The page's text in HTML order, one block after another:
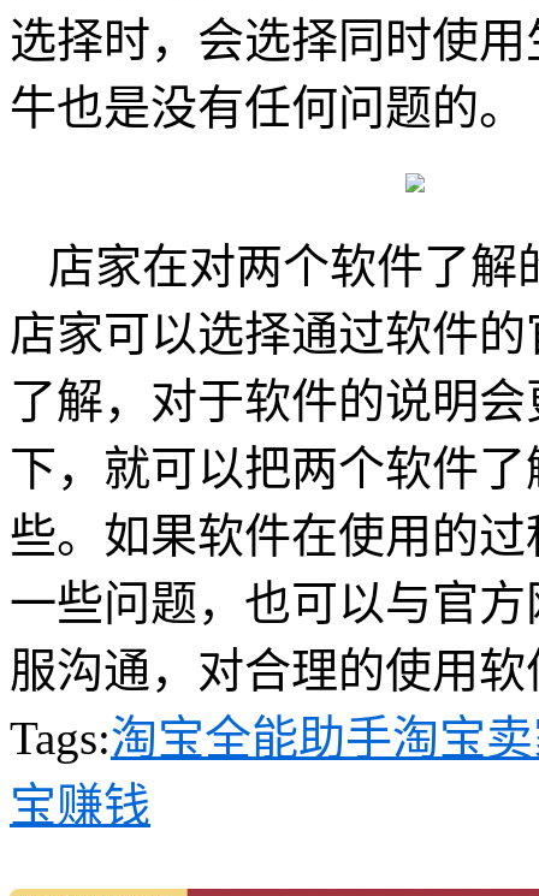
选择时，会选择同时使
牛也是没有任何问题的。
店家在对两个软件了解
店家可以选择通过软件
了解，对于软件的说明
下，就可以把两个软件
些。如果软件在使用的
一些问题，也可以与官
服沟通，对合理的使用
Tags:淘宝全能助手淘宝
宝赚钱